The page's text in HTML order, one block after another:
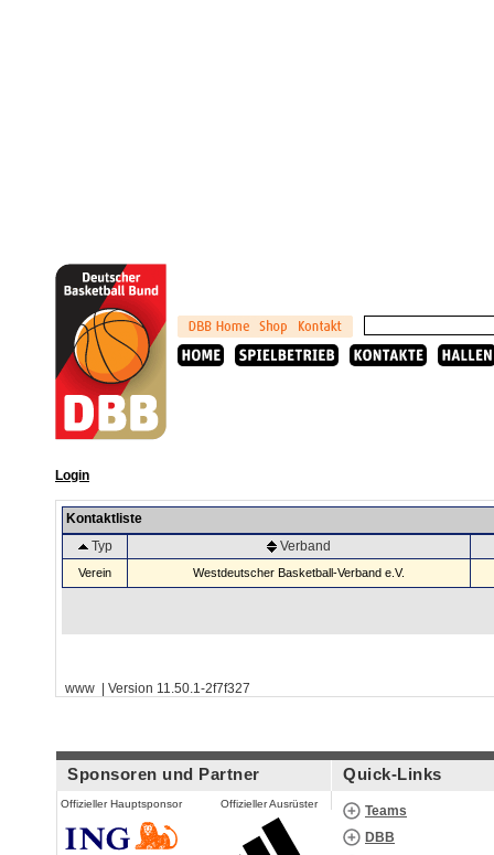
Login
Kontaktliste
Typ
Verband
Verein Westdeutscher Basketball-Verband e.V.
www | Version 11.50.1-2f7f327
Sponsoren und Partner
Offizieller Hauptsponsor Offizieller Ausrüster
Quick-Links
Teams
DBB